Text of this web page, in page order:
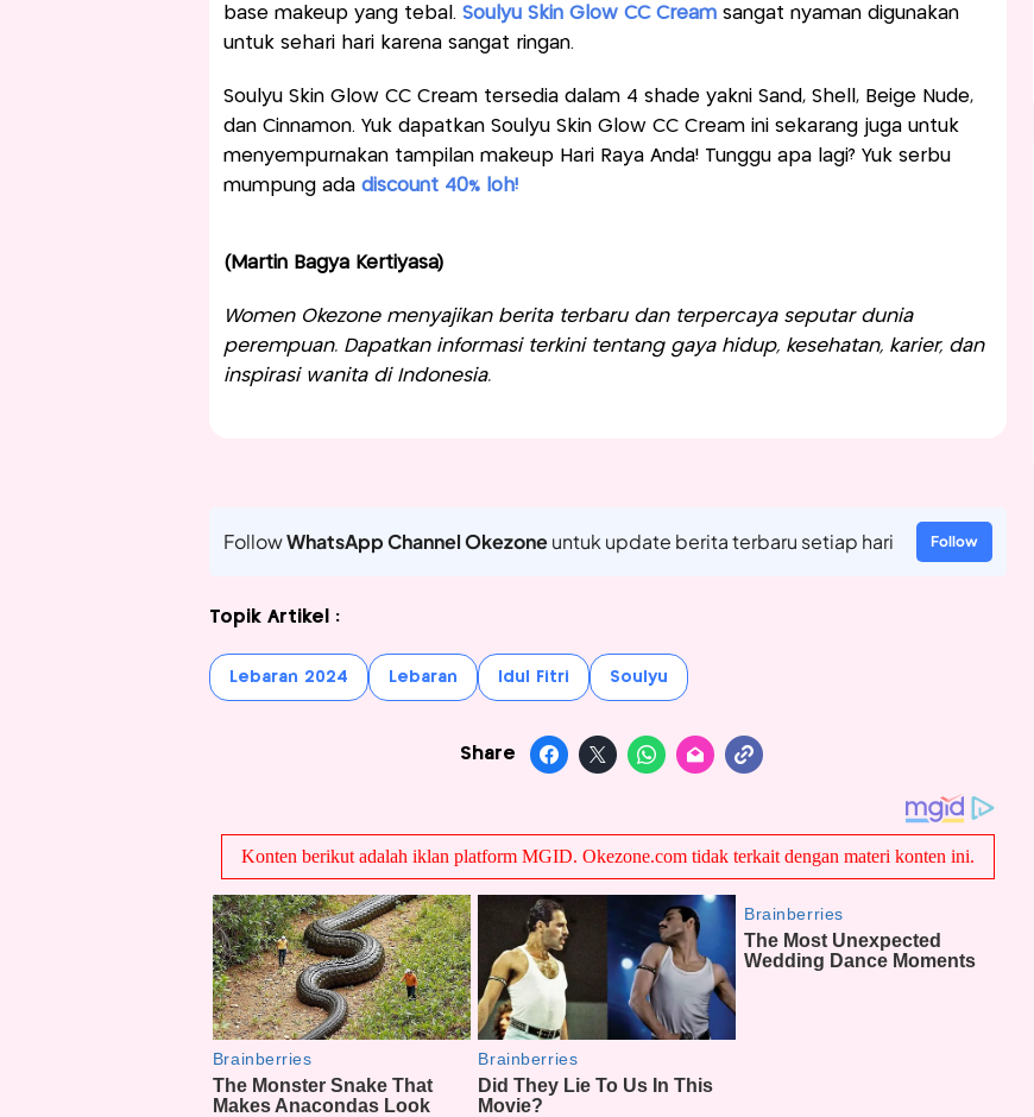
base makeup yang tebal. Soulyu Skin Glow CC Creamsangat nyaman digunakan
untuk sehari hari karena sangat ringan.
Soulyu Skin Glow CC Cream tersedia dalam 4 shade yakni Sand, Shell, Beige Nude,
dan Cinnamon. Yuk dapatkan Soulyu Skin Glow CC Cream ini sekarang juga untuk
menyempurnakan tampilan makeup Hari Raya Anda! Tunggu apa lagi? Yuk serbu
mumpung ada discount 40% loh!
(Martin Bagya Kertiyasa)
Women Okezone menyajikan berita terbaru dan terpercaya seputar dunia
perempuan. Dapatkan informasi terkini tentang gaya hidup, kesehatan, karier, dan
inspirasi wanita di Indonesia.
FollowWhatsApp Channel Okezoneuntuk update berita terbaru setiap hari Follow
Topik Artikel :
Lebaran 2024 Lebaran Idul Fitri Soulyu
Share